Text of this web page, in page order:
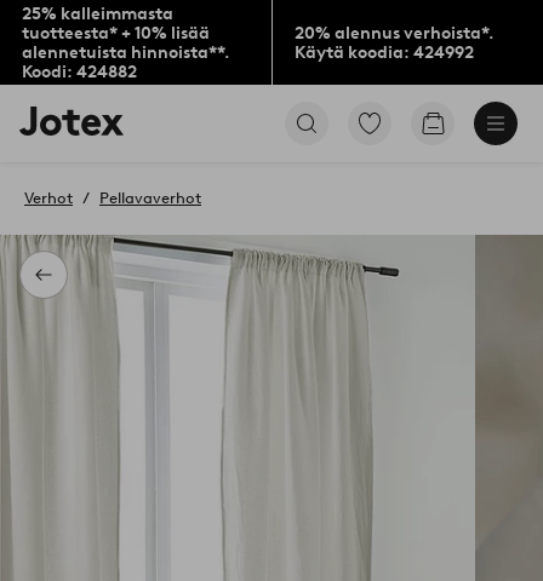
25% kalleimmasta
tuotteesta* + 10% lisää
alennetuista hinnoista**.
Koodi: 424882
20% alennus verhoista*.
Käytä koodia: 424992
Jotex-
logo
aloitussivulle
Siirry
Siirry
Takaisin
Verhot Pellavaverhot